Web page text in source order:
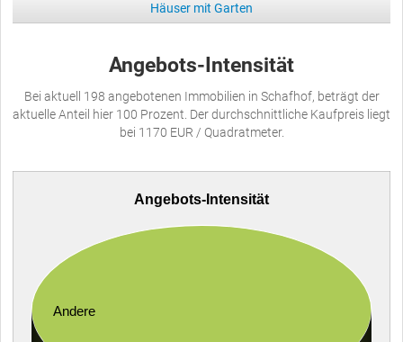
Häuser mit Garten
Angebots-Intensität
Bei aktuell 198 angebotenen Immobilien in Schafhof, beträgt der
aktuelle Anteil hier 100 Prozent. Der durchschnittliche Kaufpreis liegt
bei 1170 EUR / Quadratmeter.
Angebots-Intensität
Andere